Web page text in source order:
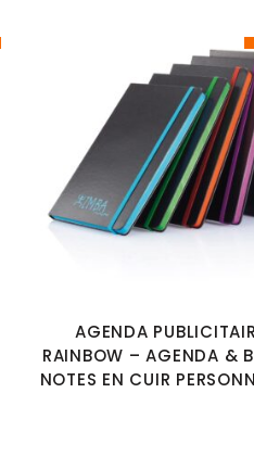
AGENDA
RAINBOW – AGENDA &
NOTES EN CUIR